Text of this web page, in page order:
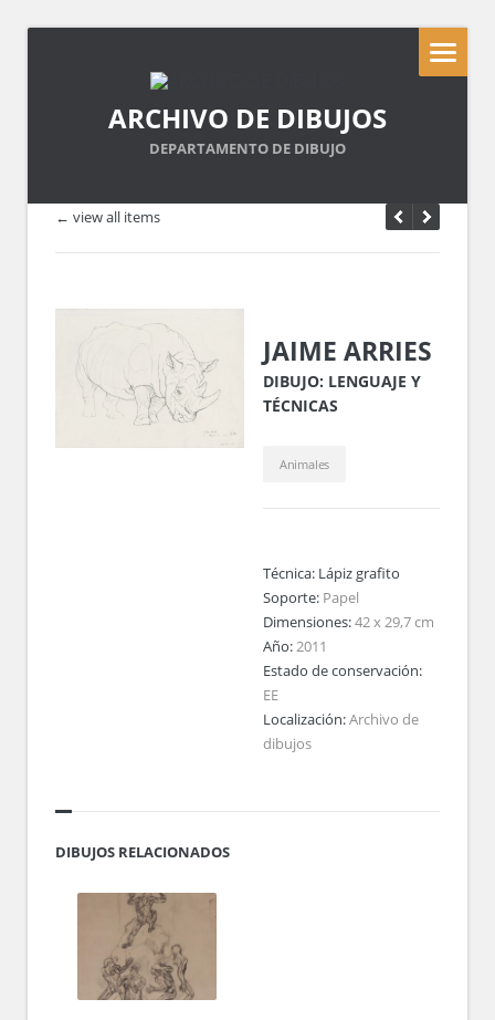
ARCHIVO DE DIBUJOS
DEPARTAMENTO DE DIBUJO
← view all items
JAIME ARRIES
DIBUJO: LENGUAJE Y
TÉCNICAS
Animales
Técnica: Lápiz grafito
Soporte: Papel
Dimensiones:42 x 29,7 cm
Año:2011
Estado de conservación:
EE
Localización:Archivo de
dibujos
DIBUJOS RELACIONADOS